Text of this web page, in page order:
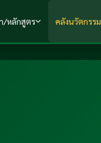
/หลักสูตร คลังนวัตกรรม